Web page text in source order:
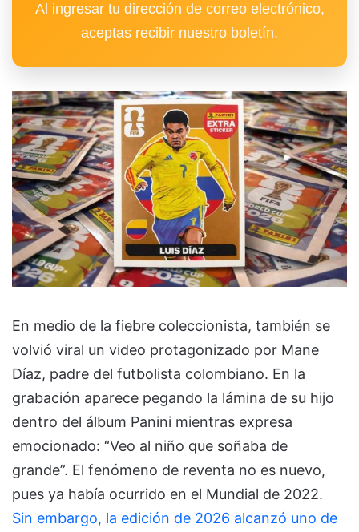
Al ingresar tu dirección de correo electrónico,
aceptas recibir nuestro boletín.
En medio de la fiebre coleccionista, también se
volvió viral un video protagonizado por Mane
Díaz, padre del futbolista colombiano. En la
grabación aparece pegando la lámina de su hijo
dentro del álbum Panini mientras expresa
emocionado: “Veo al niño que soñaba de
grande”. El fenómeno de reventa no es nuevo,
pues ya había ocurrido en el Mundial de 2022.
Sin embargo, la edición de 2026 alcanzó uno de